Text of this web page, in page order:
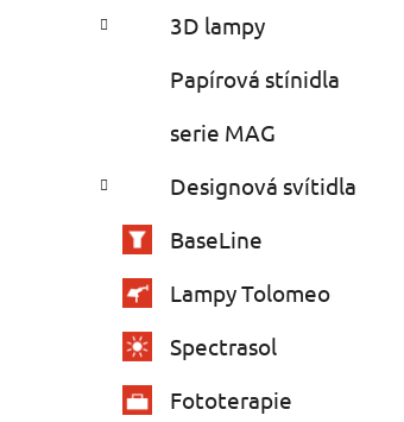
3D lampy
Papírová stínidla
serie MAG
Designová svítidla
BaseLine
Lampy Tolomeo
Spectrasol
Fototerapie